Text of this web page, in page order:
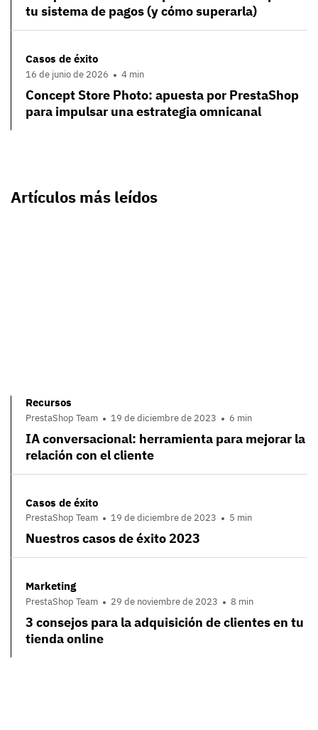
tu sistema de pagos (y cómo superarla)
Casos de éxito
16 de junio de 2026 4 min
Concept Store Photo: apuesta por PrestaShop
para impulsar una estrategia omnicanal
Artículos más leídos
Recursos
PrestaShop Team 19 de diciembre de 2023 6 min
IA conversacional: herramienta para mejorar la
relación con el cliente
Casos de éxito
PrestaShop Team 19 de diciembre de 2023 5 min
Nuestros casos de éxito 2023
Marketing
PrestaShop Team 29 de noviembre de 2023 8 min
3 consejos para la adquisición de clientes en tu
tienda online